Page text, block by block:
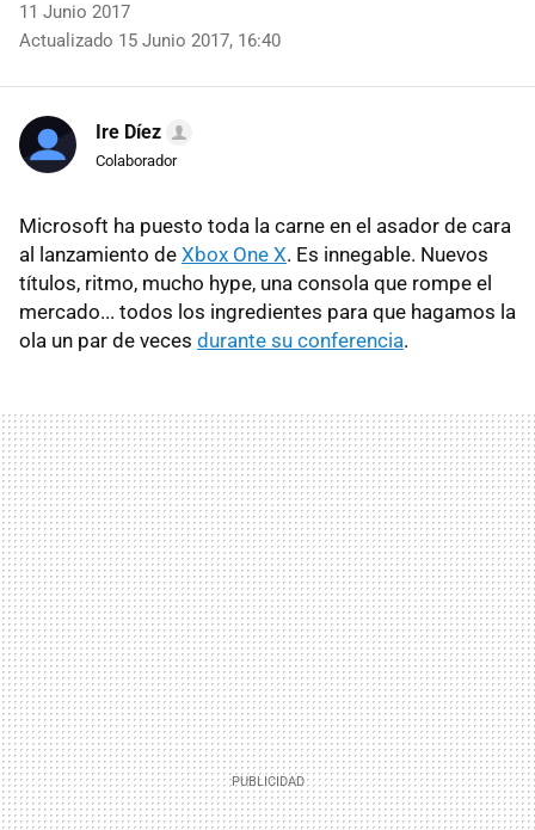
11 Junio 2017
Actualizado 15 Junio 2017, 16:40
Ire Díez
Colaborador
Microsoft ha puesto toda la carne en el asador de cara
al lanzamiento de Xbox One X. Es innegable. Nuevos
títulos, ritmo, mucho hype, una consola que rompe el
mercado... todos los ingredientes para que hagamos la
ola un par de veces durante su conferencia.